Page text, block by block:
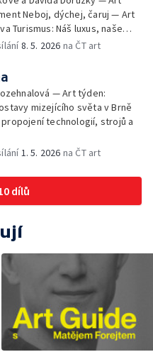
Neboj, dýchej, čaruj — Art
Turismus: Náš luxus, naše
divadelní kritika
8. 5. 2026 na ČT art
— Art týden:
mizejícího světa v Brně
technologií, strojů a
1. 5. 2026 na ČT art
dílů